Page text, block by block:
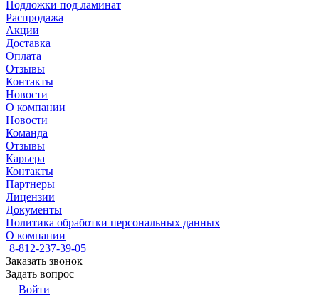
Подложки под ламинат
Распродажа
Акции
Доставка
Оплата
Отзывы
Контакты
Новости
О компании
Новости
Команда
Отзывы
Карьера
Контакты
Партнеры
Лицензии
Документы
Политика обработки персональных данных
О компании
8-812-237-39-05
Заказать звонок
Задать вопрос
Войти